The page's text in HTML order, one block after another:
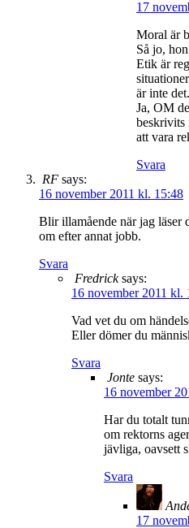
17
Moral är
Så jo,
Etik är
är inte det.
Ja, OM
beskrivits
att vara
Svara
RF says:
16 november 2011 kl. 15:48
Blir illamående när jag läser
om efter annat jobb.
Svara
Fredrick says:
16 november 2011 kl.
Vad vet du om
Eller dömer du
Svara
Jonte says:
16 november
Har du totalt
om rektorns
jävliga, oavsett
Svara
17